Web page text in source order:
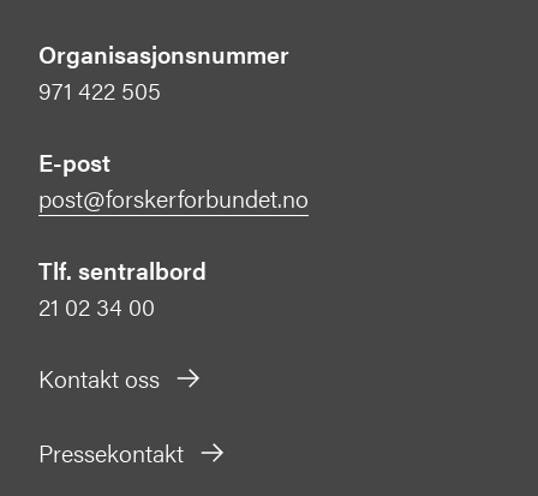
Organisasjonsnummer
971 422 505
E-post
post@forskerforbundet.no
Tlf. sentralbord
21 02 34 00
Kontakt oss
Pressekontakt